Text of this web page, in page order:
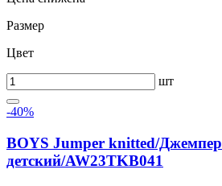
Размер
Цвет
шт
-40%
BOYS Jumper knitted/Джемпер
детский/AW23TKB041